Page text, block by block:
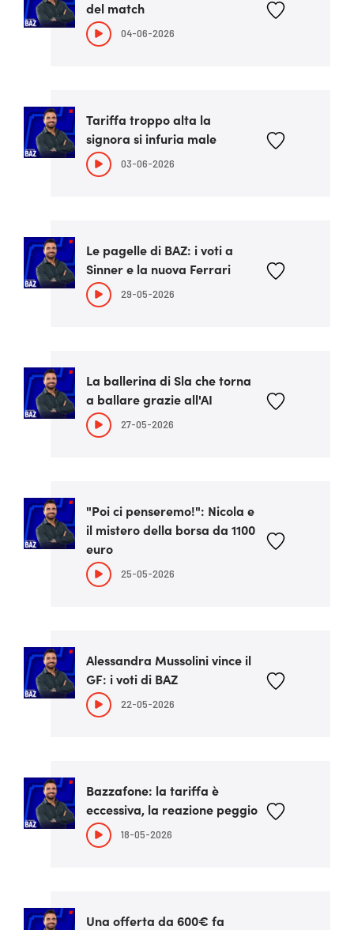
del match
04-06-2026
Tariffa troppo alta la
signora si infuria male
03-06-2026
Le pagelle di BAZ: i voti a
Sinner e la nuova Ferrari
29-05-2026
La ballerina di Sla che torna
a ballare grazie all'AI
27-05-2026
"Poi ci penseremo!": Nicola e
il mistero della borsa da 1100
euro
25-05-2026
Alessandra Mussolini vince il
GF: i voti di BAZ
22-05-2026
Bazzafone: la tariffa è
eccessiva, la reazione peggio
18-05-2026
Una offerta da 600€ fa